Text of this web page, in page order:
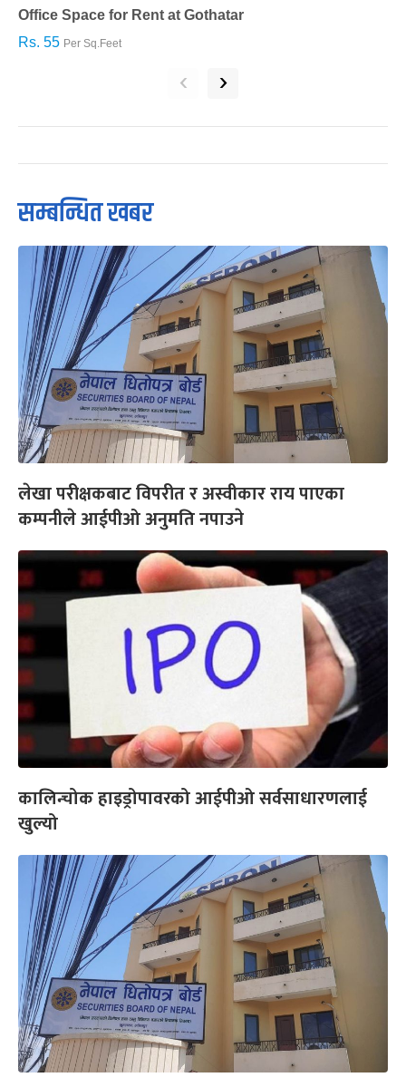
Office Space for Rent at Gothatar
Rs. 55 Per Sq.Feet
‹ ›
सम्बन्धित खबर
लेखा परीक्षकबाट विपरीत र अस्वीकार राय पाएका
कम्पनीले आईपीओ अनुमति नपाउने
कालिन्चोक हाइड्रोपावरको आईपीओ सर्वसाधारणलाई
खुल्यो